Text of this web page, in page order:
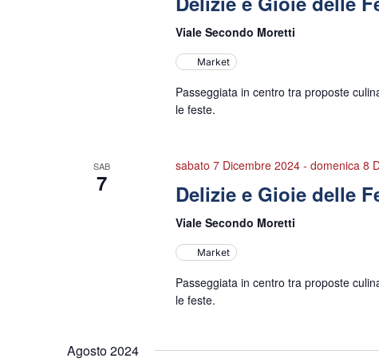
Viale Secondo Moretti
Market
Passeggiata in centro tra proposte
le feste.
SAB
7
sabato 7 Dicembre 2024- domenica 8
Delizie e Gioie delle
Viale Secondo Moretti
Market
Passeggiata in centro tra proposte
le feste.
Agosto 2024